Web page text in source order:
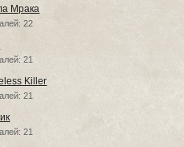
Мрака
22
21
Killer
21
21